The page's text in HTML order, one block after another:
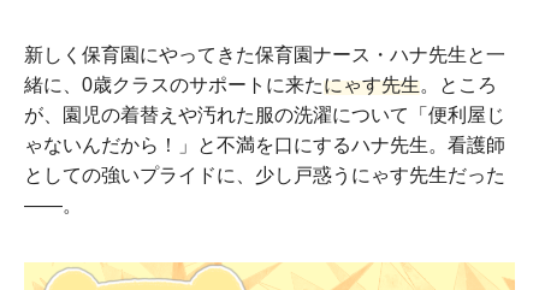
新しく保育園にやってきた保育園ナース・ハナ先生と一
緒に、0歳クラスのサポートに来たにゃす先生。ところ
が、園児の着替えや汚れた服の洗濯について「便利屋じ
ゃないんだから！」と不満を口にするハナ先生。看護師
としての強いプライドに、少し戸惑うにゃす先生だった
——。